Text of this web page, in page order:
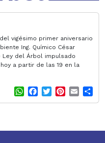
vigésimo primer aniversario
Ing. Químico César
del Árbol impulsado
a partir de las 19 en la
W
h
s
a
b
T
w
t
i
e
m
l
h
e